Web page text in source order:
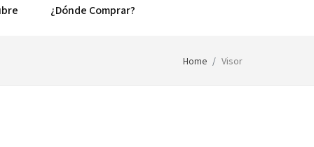
¿Dónde Comprar?
Home Visor